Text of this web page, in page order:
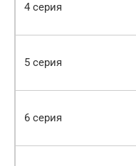
4 серия
5 серия
6 серия